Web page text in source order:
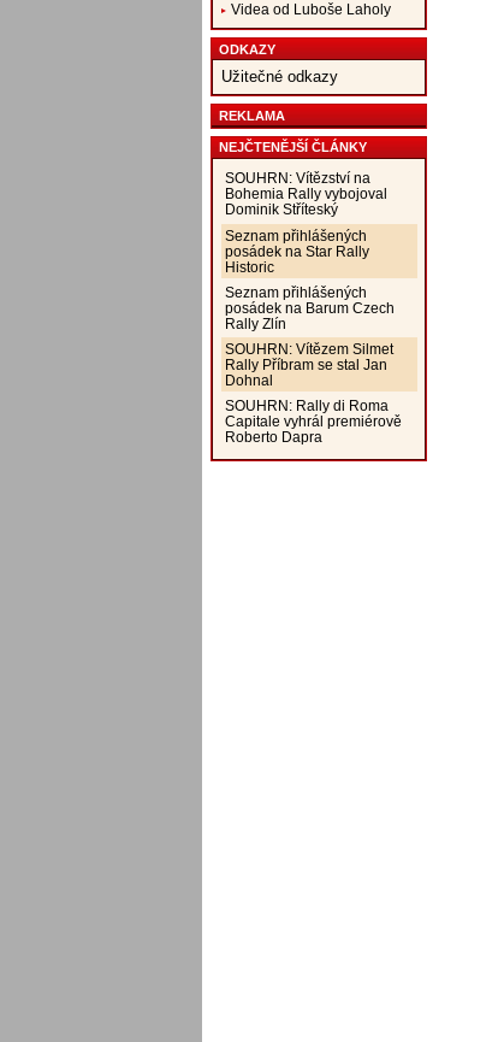
Videa od Luboše Laholy
ODKAZY
Užitečné odkazy
REKLAMA
NEJČTENĚJŠÍ ČLÁNKY
SOUHRN: Vítězství na
Bohemia Rally vybojoval
Dominik Stříteský
Seznam přihlášených
posádek na Star Rally
Historic
Seznam přihlášených
posádek na Barum Czech
Rally Zlín
SOUHRN: Vítězem Silmet
Rally Příbram se stal Jan
Dohnal
SOUHRN: Rally di Roma
Capitale vyhrál premiérově
Roberto Dapra